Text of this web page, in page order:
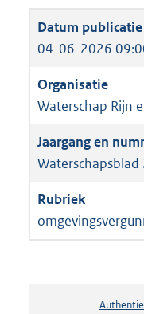
04-06-2026
Waterschap Rijn